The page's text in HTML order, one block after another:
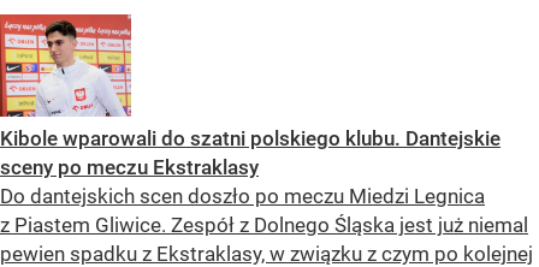
Kibole wparowali do szatni polskiego klubu. Dantejskie
sceny po meczu Ekstraklasy
Do dantejskich scen doszło po meczu Miedzi Legnica
z Piastem Gliwice. Zespół z Dolnego Śląska jest już niemal
pewien spadku z Ekstraklasy, w związku z czym po kolejnej